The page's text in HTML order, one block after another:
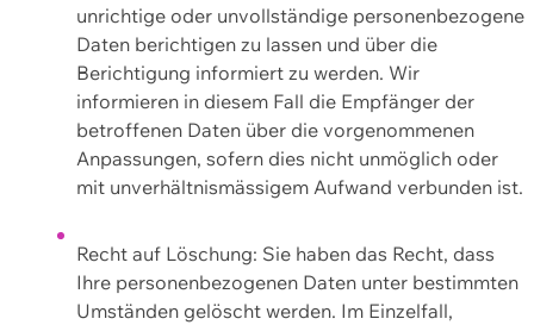
unrichtige oder unvollständige personenbezogene
Daten berichtigen zu lassen und über die
Berichtigung informiert zu werden. Wir
informieren in diesem Fall die Empfänger der
betroffenen Daten über die vorgenommenen
Anpassungen, sofern dies nicht unmöglich oder
mit unverhältnismässigem Aufwand verbunden ist.
Recht auf Löschung: Sie haben das Recht, dass
Ihre personenbezogenen Daten unter bestimmten
Umständen gelöscht werden. Im Einzelfall,